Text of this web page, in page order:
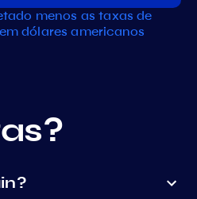
menos as taxas de
dólares americanos